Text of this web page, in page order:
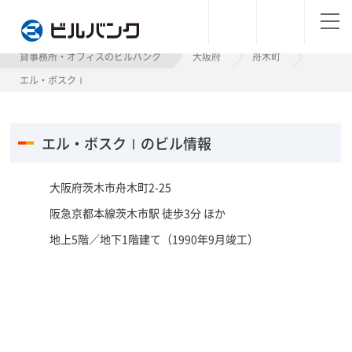
貸事務所・オフィスのビルバンク 大阪府
舟木町
エル・ボスクⅠ
エル・ボスクⅠのビル情報
大阪府茨木市舟木町2-25
阪急京都本線茨木市駅 徒歩3分 ほか
地上5階／地下1階建て（1990年9月竣工）